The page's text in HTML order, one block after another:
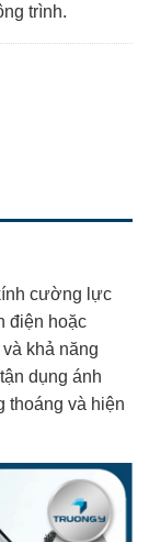
trình.
cường lực
điện hoặc
khả năng
dụng ánh
thoáng và hiện